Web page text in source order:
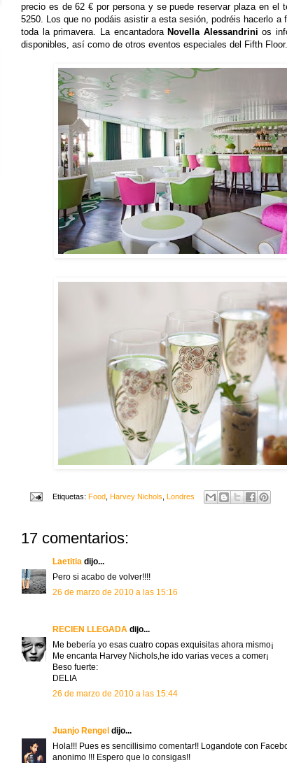
precio es de 62 € por persona y se puede reservar plaza en el
5250. Los que no podáis asistir a esta sesión, podréis hacerlo a
toda la primavera. La encantadoraNovella Alessandrini os
disponibles, así como de otros eventos especiales del Fifth Floor.
Etiquetas:Food ,Harvey Nichols ,Londres
17 comentarios:
Laetitia dijo...
Pero si acabo de volver!!!!
26 de marzo de 2010 a las 15:16
RECIEN LLEGADA dijo...
Me bebería yo esas cuatro copas exquisitas ahora mismo¡
Me encanta Harvey Nichols,he ido varias veces a comer¡
Beso fuerte:
DELIA
26 de marzo de 2010 a las 15:44
Juanjo Rengel dijo...
Hola!!! Pues es sencillisimo comentar!! Logandote con
anonimo !!! Espero que lo consigas!!